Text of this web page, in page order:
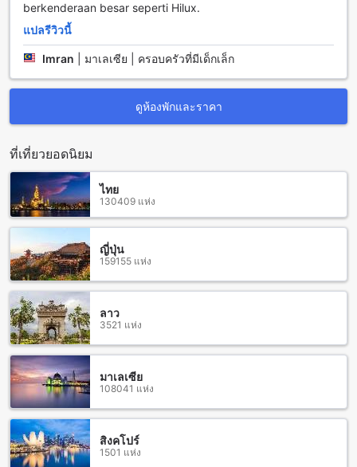
berkenderaan besar seperti Hilux.
แปลรีวิวนี้
Imran มาเลเซีย | ครอบครัวที่มีเด็กเล็ก
ดูห้องพักและราคา
ที่เที่ยวยอดนิยม
ไทย
130409 แห่ง
ญี่ปุ่น
159155 แห่ง
ลาว
3521 แห่ง
มาเลเซีย
108041 แห่ง
สิงคโปร์
1501 แห่ง